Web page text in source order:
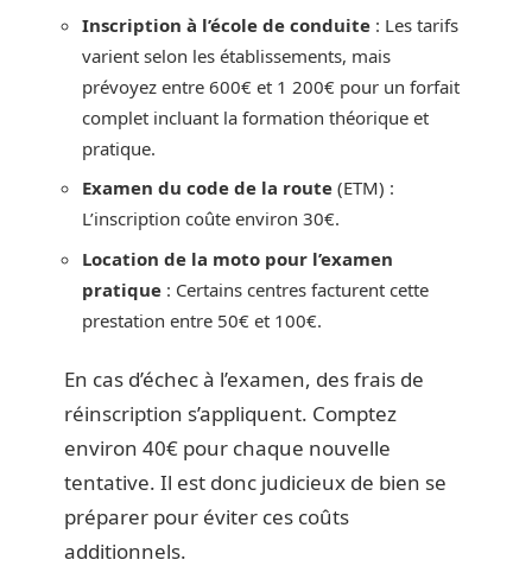
Inscription à l’école de conduite : Les tarifs
varient selon les établissements, mais
prévoyez entre 600€ et 1 200€ pour un forfait
complet incluant la formation théorique et
pratique.
Examen du code de la route (ETM) :
L’inscription coûte environ 30€.
Location de la moto pour l’examen
pratique : Certains centres facturent cette
prestation entre 50€ et 100€.
En cas d’échec à l’examen, des frais de
réinscription s’appliquent. Comptez
environ 40€ pour chaque nouvelle
tentative. Il est donc judicieux de bien se
préparer pour éviter ces coûts
additionnels.